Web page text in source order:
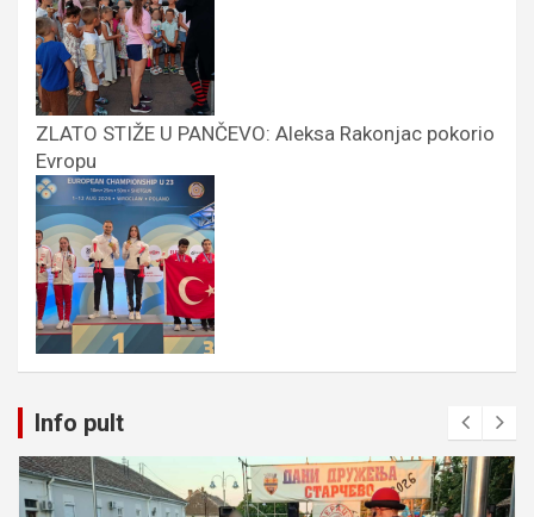
ZLATO STIŽE U PANČEVO: Aleksa Rakonjac pokorio
Evropu
Info pult